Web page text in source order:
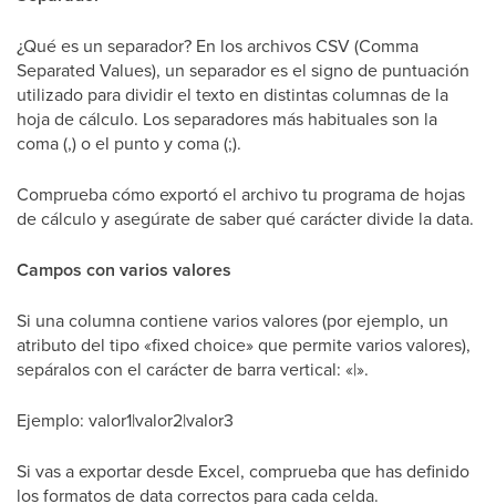
¿Qué es un separador? En los archivos CSV (Comma
Separated Values), un separador es el signo de puntuación
utilizado para dividir el texto en distintas columnas de la
hoja de cálculo. Los separadores más habituales son la
coma (,) o el punto y coma (;).
Comprueba cómo exportó el archivo tu programa de hojas
de cálculo y asegúrate de saber qué carácter divide la data.
Campos con varios valores
Si una columna contiene varios valores (por ejemplo, un
atributo del tipo «fixed choice» que permite varios valores),
sepáralos con el carácter de barra vertical: «|».
Ejemplo: valor1|valor2|valor3
Si vas a exportar desde Excel, comprueba que has definido
los formatos de data correctos para cada celda.